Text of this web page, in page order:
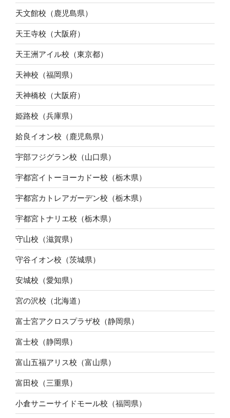
天文館校（鹿児島県）
天王寺校（大阪府）
天王洲アイル校（東京都）
天神校（福岡県）
天神橋校（大阪府）
姫路校（兵庫県）
姶良イオン校（鹿児島県）
宇部フジグラン校（山口県）
宇都宮イトーヨーカドー校（栃木県）
宇都宮カトレアガーデン校（栃木県）
宇都宮トナリエ校（栃木県）
守山校（滋賀県）
守谷イオン校（茨城県）
安城校（愛知県）
宮の沢校（北海道）
富士宮アクロスプラザ校（静岡県）
富士校（静岡県）
富山五福アリス校（富山県）
富田校（三重県）
小倉サニーサイドモール校（福岡県）